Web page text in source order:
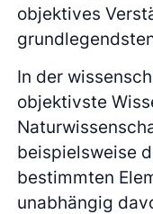
objektives
In der
objektivste
beispielsweise
bestimmten
unabhängig